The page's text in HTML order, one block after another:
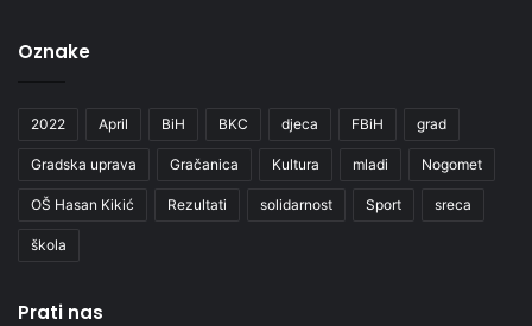
Oznake
2022 April BiH BKC djeca FBiH grad
Gradska uprava Gračanica Kultura mladi Nogomet
OŠ Hasan Kikić Rezultati solidarnost Sport sreca
škola
Prati nas